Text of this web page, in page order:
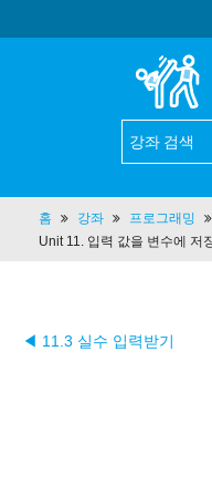
홈 강좌 프로그래밍
Unit 11. 입력 값을 변수에 저
◀ 11.3 실수 입력받기